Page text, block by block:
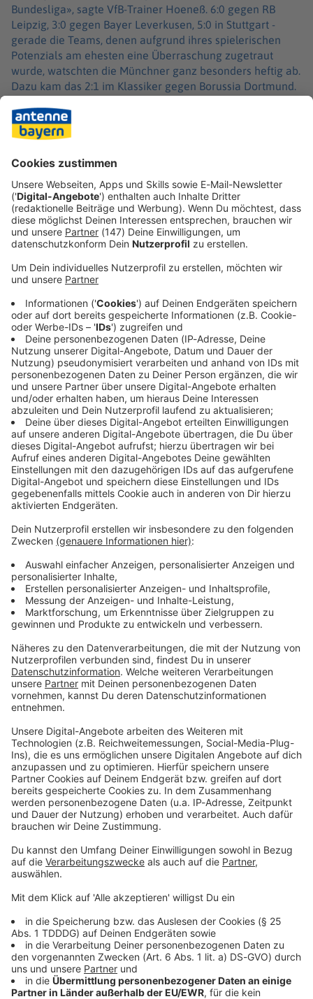
Bundesliga», sagte VfB-Trainer Hoeneß. 6:0 gegen RB
Leipzig, 3:0 gegen Bayer Leverkusen, 5:0 in Stuttgart -
gerade die Teams, denen aufgrund ihres spielerischen
Potenzials am ehesten eine Überraschung zugetraut
wurde, watschten die Münchner ganz besonders heftig ab.
Dazu kam das 2:1 im Klassiker gegen Borussia Dortmund.
Man schaue trotzdem auf die Konkurrenz, erklärte Eberl,
«weil wir nicht diese Arroganz haben und sagen, es
interessiert uns nicht mehr». National dürften die Bayern
dennoch kaum einzuholen sein. Jetzt auch noch als
Immer auf dem Laufenden
bleiben!
Verpass' nichts mehr - mit unserem kostenlosen
ANTENNE BAYERN Newsletter. Ob Nachrichten,
Lifestyle oder unsere neuesten Aktionen - wir
informieren dich.
Zum Newsletter anmelden
Du möchtest uns etwas sagen?
Studio Hotline
Kontaktformular
Sprachnachricht
© dpa-infocom, dpa:251207-930-390207/2
Bayern